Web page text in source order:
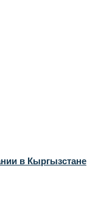
в Кыргызстане